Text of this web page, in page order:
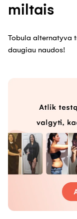
miltais
Tobula alternatyva
daugiau naudos!